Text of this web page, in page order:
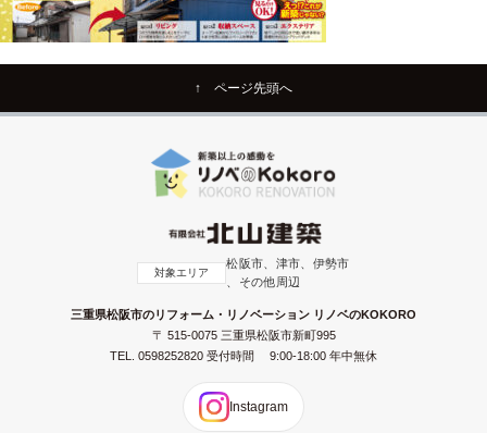
↑ ページ先頭へ
対象エリア
松阪市、津市、伊勢市
、その他周辺
三重県松阪市のリフォーム・リノベーション リノベのKOKORO
〒 515-0075 三重県松阪市新町995
TEL. 0598252820 受付時間 9:00-18:00 年中無休
Instagram